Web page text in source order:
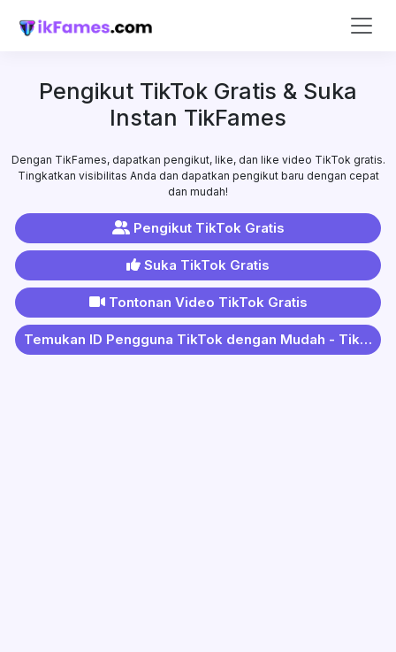
Pengikut TikTok Gratis & Suka
Instan TikFames
Dengan TikFames, dapatkan pengikut, like, dan like video TikTok gratis.
Tingkatkan visibilitas Anda dan dapatkan pengikut baru dengan cepat
dan mudah!
Pengikut TikTok Gratis
Suka TikTok Gratis
Tontonan Video TikTok Gratis
Temukan ID Pengguna TikTok dengan Mudah - TikFames Alat Pencari ID Pengguna